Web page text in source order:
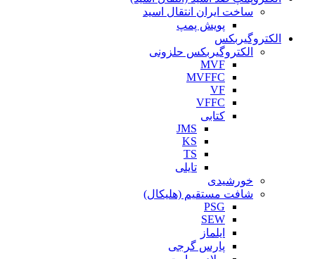
ساخت ایران انتقال اسید
پویش پمپ
الکتروگیربکس
الکتروگیربکس حلزونی
MVF
MVFFC
VF
VFFC
کتابی
JMS
KS
TS
تایلی
خورشیدی
شافت مستقیم (هلیکال)
PSG
SEW
ایلماز
پارس گرجی